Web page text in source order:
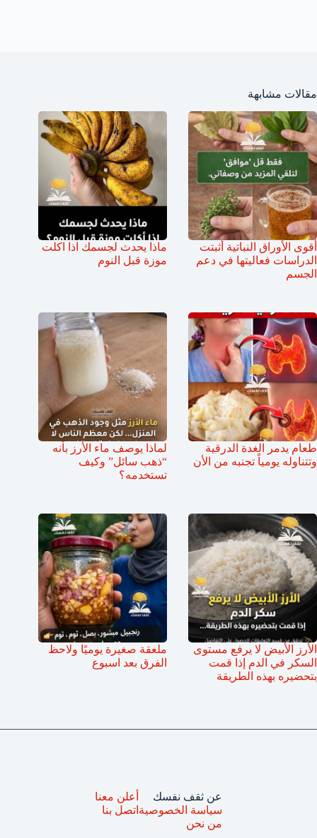
مقالات مشابهة
أقوى الأوراق النباتية أثبتت
الدراسات فعاليتها في دعم
الجسم
ماذا يحدث لجسمك اذا اكلت
موزة قبل النوم
طعام يدمر الغدة الدرقية
وتتناوله يومياً تجنبه من الأن
لماذا يوصف ماء الأرز بأنه
“ذهب سائل” وكيف
تستخدمه؟
الأرز الأبيض لا يرفع مستوى
السكر في الدم إذا قمت
بتحضيره بهذه الطريقة
ملعقة صغيرة يوميًا ولاحظ
الفرق بعد اسبوع
عن ثقف نفسك
سياسة الخصوصية
من نحن
أعلن معنا
اتصل بنا